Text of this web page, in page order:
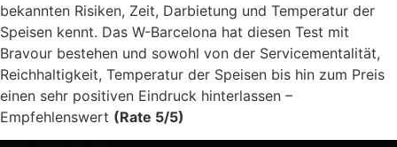
bekannten Risiken, Zeit, Darbietung und Temperatur der
Speisen kennt. Das W-Barcelona hat diesen Test mit
Bravour bestehen und sowohl von der Servicementalität,
Reichhaltigkeit, Temperatur der Speisen bis hin zum Preis
einen sehr positiven Eindruck hinterlassen –
Empfehlenswert (Rate 5/5)